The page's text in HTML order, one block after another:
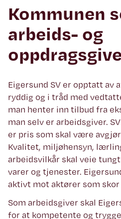
Kommunen
arbeids- og
Eigersund SV er opptatt av
ryddig og i tråd med
man henter inn tilbud fra
man selv er arbeidsgiver.
er pris som skal være
Kvalitet, miljøhensyn,
arbeidsvilkår skal veie
varer og tjenester.
aktivt mot aktører som skor
Som arbeidsgiver skal
for at kompetente og